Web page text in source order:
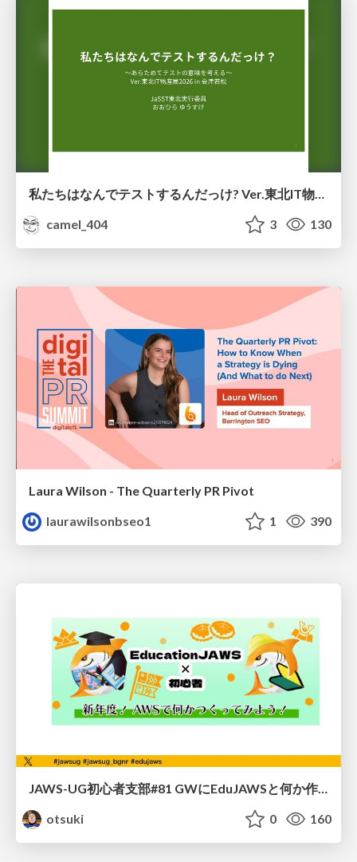
私たちはなんでテストするんだっけ? Ver.東北IT物産展2026 in 会津若松
camel_404
3 130
Laura Wilson - The Quarterly PR Pivot
laurawilsonbseo1
1 390
otsuki
0 160